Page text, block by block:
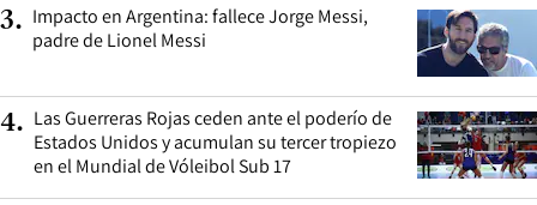
3. Impacto en Argentina: fallece Jorge Messi,
padre de Lionel Messi
4. Las Guerreras Rojas ceden ante el poderío de
Estados Unidos y acumulan su tercer tropiezo
en el Mundial de Vóleibol Sub 17